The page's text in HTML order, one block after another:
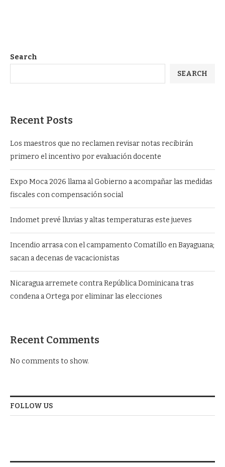
Search
SEARCH
Recent Posts
Los maestros que no reclamen revisar notas recibirán
primero el incentivo por evaluación docente
Expo Moca 2026 llama al Gobierno a acompañar las medidas
fiscales con compensación social
Indomet prevé lluvias y altas temperaturas este jueves
Incendio arrasa con el campamento Comatillo en Bayaguana;
sacan a decenas de vacacionistas
Nicaragua arremete contra República Dominicana tras
condena a Ortega por eliminar las elecciones
Recent Comments
No comments to show.
FOLLOW US